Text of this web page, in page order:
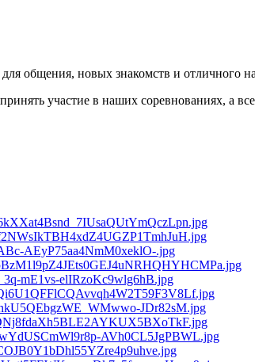
общения, новых знакомств и отличного
участие в наших соревнованиях, а